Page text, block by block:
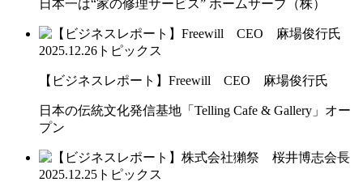
日本一は“家の修理サービス” ホームサーブ（株）
2025.12.26 トピックス
【ビジネスレポート】Freewill CEO 麻場俊行氏
日本の伝統文化発信基地「Telling Cafe & Gallery」オー
プン
2025.12.25 トピックス